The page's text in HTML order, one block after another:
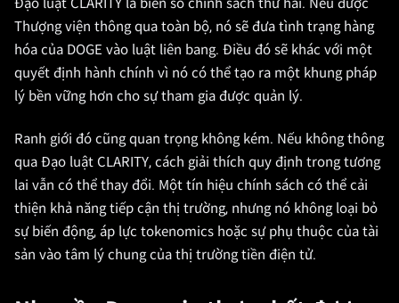
Đạo luật CLARITY là biến số chính sách thứ hai. Nếu được
Thượng viện thông qua toàn bộ, nó sẽ đưa tình trạng hàng
hóa của DOGE vào luật liên bang. Điều đó sẽ khác với một
quyết định hành chính vì nó có thể tạo ra một khung pháp
lý bền vững hơn cho sự tham gia được quản lý.
Ranh giới đó cũng quan trọng không kém. Nếu không thông
qua Đạo luật CLARITY, cách giải thích quy định trong tương
lai vẫn có thể thay đổi. Một tín hiệu chính sách có thể cải
thiện khả năng tiếp cận thị trường, nhưng nó không loại bỏ
sự biến động, áp lực tokenomics hoặc sự phụ thuộc của tài
sản vào tâm lý chung của thị trường tiền điện tử.